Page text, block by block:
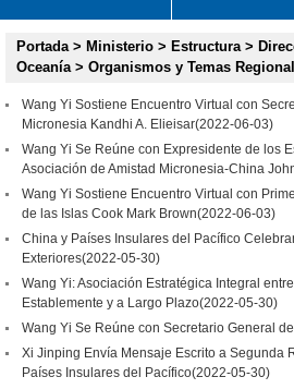
Portada> Ministerio > Estructura>
Oceanía> Organismos y Temas
Wang Yi Sostiene Encuentro Virtual con
Micronesia Kandhi A. Elieisar(2022-06-03)
Wang Yi Se Reúne con Expresidente de los
Asociación de Amistad Micronesia-China
Wang Yi Sostiene Encuentro Virtual con
de las Islas Cook Mark Brown(2022-06-03)
China y Países Insulares del Pacífico
Exteriores(2022-05-30)
Wang Yi: Asociación Estratégica Integral
Establemente y a Largo Plazo(2022-05-30)
Wang Yi Se Reúne con Secretario General
Xi Jinping Envía Mensaje Escrito a Segunda
Países Insulares del Pacífico(2022-05-30)